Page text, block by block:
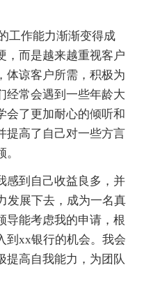
工作能力渐渐变得成
，而是越来越重视客户
体谅客户所需，积极为
经常会遇到一些年龄大
会了更加耐心的倾听和
提高了自己对一些方言
感到自己收益良多，并
发展下去，成为一名真
导能考虑我的申请，根
到xx银行的机会。我会
提高自我能力，为团队